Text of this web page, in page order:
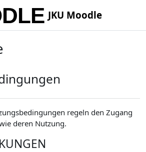
JKU Moodle
regeln den Zugang
deren Nutzung.